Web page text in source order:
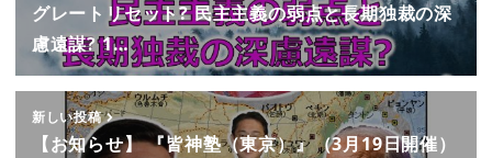
グレートリセット? 民主主義の弱点と長期独裁の深
慮遠謀? 1…
新しい投稿
【お知らせ】 『皆神塾（東京）』（3月19日開催）